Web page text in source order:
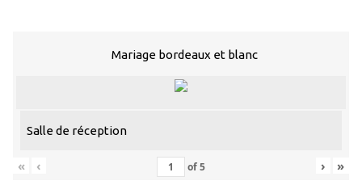
Mariage bordeaux et blanc
Salle de réception
« ‹ of5 › »